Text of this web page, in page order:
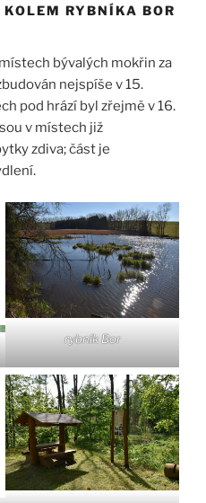
RYBNÍKA BOR
bývalých mokřin za
nejspíše v 15.
pod hrází byl zřejmě v 16.
v místech již
zdiva; část je
rybník Bor